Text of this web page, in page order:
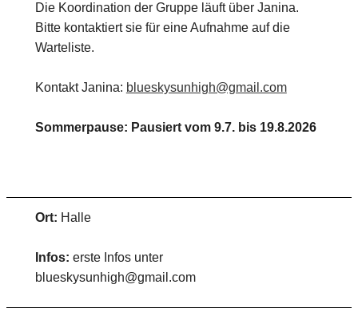
Die Koordination der Gruppe läuft über Janina.
Bitte kontaktiert sie für eine Aufnahme auf die
Warteliste.
Kontakt Janina: blueskysunhigh@gmail.com
Sommerpause: Pausiert vom 9.7. bis 19.8.2026
Ort: Halle
Infos: erste Infos unter
blueskysunhigh@gmail.com